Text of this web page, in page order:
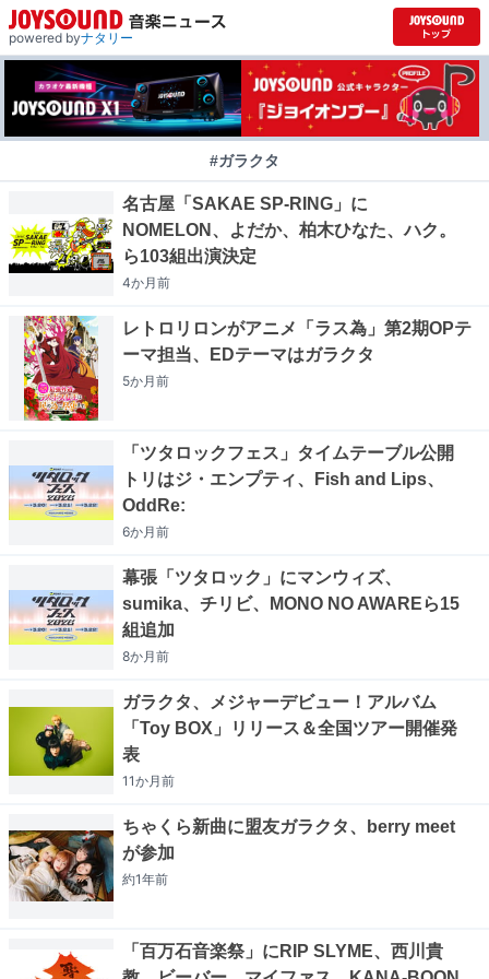
powered byナタリー
#ガラクタ
名古屋「SAKAE SP-RING」に
NOMELON、よだか、柏木ひなた、ハク。
ら103組出演決定
4か月前
レトロリロンがアニメ「ラス為」第2期OPテ
ーマ担当、EDテーマはガラクタ
5か月前
「ツタロックフェス」タイムテーブル公開
トリはジ・エンプティ、Fish and Lips、
OddRe:
6か月前
幕張「ツタロック」にマンウィズ、
sumika、チリビ、MONO NO AWAREら15
組追加
8か月前
ガラクタ、メジャーデビュー！アルバム
「Toy BOX」リリース＆全国ツアー開催発
表
11か月前
ちゃくら新曲に盟友ガラクタ、berry meet
が参加
約1年前
「百万石音楽祭」にRIP SLYME、西川貴